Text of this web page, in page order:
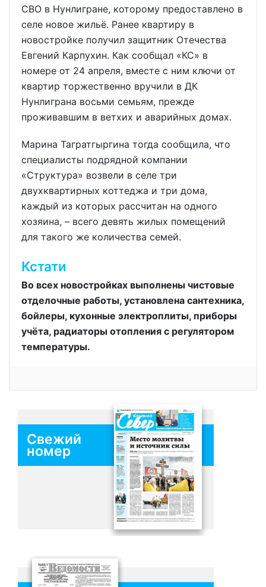
СВО в Нунлигране, которому предоставлено в
селе новое жильё. Ранее квартиру в
новостройке получил защитник Отечества
Евгений Карпухин. Как сообщал «КС» в
номере от 24 апреля, вместе с ним ключи от
квартир торжественно вручили в ДК
Нунлиграна восьми семьям, прежде
проживавшим в ветхих и аварийных домах.
Марина Тагратгыргина тогда сообщила, что
специалисты подрядной компании
«Структура» возвели в селе три
двухквартирных коттеджа и три дома,
каждый из которых рассчитан на одного
хозяина, – всего девять жилых помещений
для такого же количества семей.
Кстати
Во всех новостройках выполнены чистовые
отделочные работы, установлена сантехника,
бойлеры, кухонные электроплиты, приборы
учёта, радиаторы отопления с регулятором
температуры.
Свежий
номер